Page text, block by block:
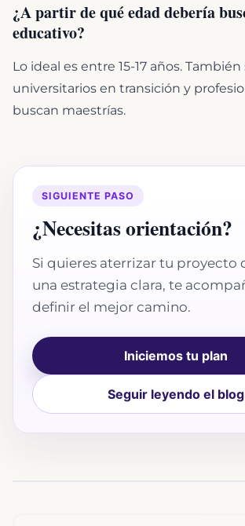
¿A partir de qué edad debería
educativo?
Lo ideal es entre 15-17 años.
universitarios en transición y
buscan maestrías.
SIGUIENTE PASO
¿Necesitas orientación?
Si quieres aterrizar tu proyecto
una estrategia clara, te
definir el mejor camino.
Iniciemos tu plan
Seguir leyendo el blog